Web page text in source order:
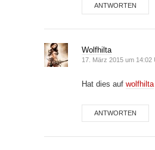
ANTWORTEN
Wolfhilta
17. März 2015 um 14:02
Hat dies auf wolfhilta
ANTWORTEN